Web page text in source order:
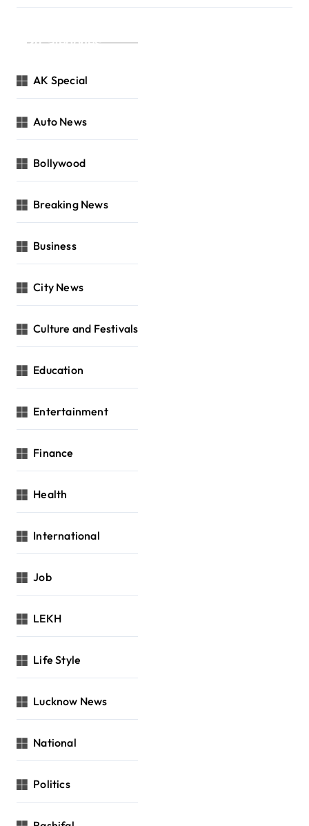
Categories
AK Special
Auto News
Bollywood
Breaking News
Business
City News
Culture and Festivals
Education
Entertainment
Finance
Health
International
Job
LEKH
Life Style
Lucknow News
National
Politics